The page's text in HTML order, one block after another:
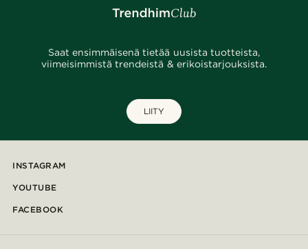
Saat ensimmäisenä tietää uusista tuotteista,
viimeisimmistä trendeistä & erikoistarjouksista.
LIITY
INSTAGRAM
YOUTUBE
FACEBOOK